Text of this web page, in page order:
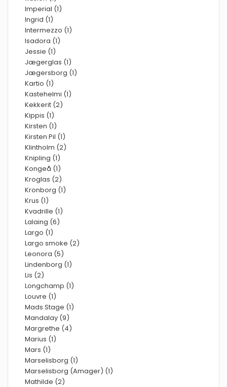
Imperial (1)
Ingrid (1)
Intermezzo (1)
Isadora (1)
Jessie (1)
Jægerglas (1)
Jægersborg (1)
Kartio (1)
Kastehelmi (1)
Kekkerit (2)
Kippis (1)
Kirsten (1)
Kirsten Pil (1)
Klintholm (2)
Knipling (1)
Kongeå (1)
Kroglas (2)
Kronborg (1)
Krus (1)
Kvadrille (1)
Lalaing (6)
Largo (1)
Largo smoke (2)
Leonora (5)
Lindenborg (1)
Lis (2)
Longchamp (1)
Louvre (1)
Mads Stage (1)
Mandalay (9)
Margrethe (4)
Marius (1)
Mars (1)
Marselisborg (1)
Marselisborg (Amager) (1)
Mathilde (2)